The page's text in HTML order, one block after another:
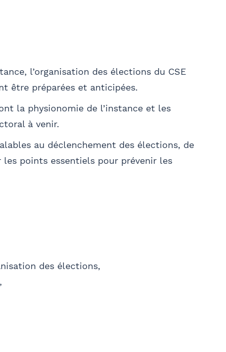
l’organisation des élections du CSE
être préparées et anticipées.
la physionomie de l’instance et les
à venir.
au déclenchement des élections, de
points essentiels pour prévenir les
des élections,
Ville